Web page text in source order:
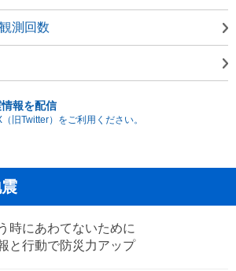
測回数
報を配信
旧Twitter）をご利用ください。
時にあわてないために
と行動で防災力アップ